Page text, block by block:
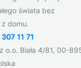
świata bez
domu.
11 71
o.o. Biała 4/81, 00-